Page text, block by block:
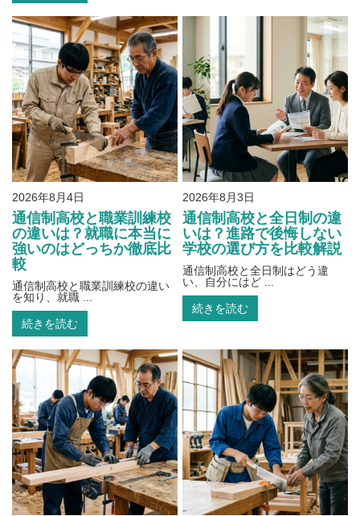
2026年8月4日
通信制高校と職業訓練校
の違いは？就職に本当に
強いのはどっちか徹底比
較
通信制高校と職業訓練校の違い
を知り、就職 ...
続きを読む
2026年8月3日
通信制高校と全日制の違
いは？進路で後悔しない
学校の選び方を比較解説
通信制高校と全日制はどう違
い、自分にはど ...
続きを読む